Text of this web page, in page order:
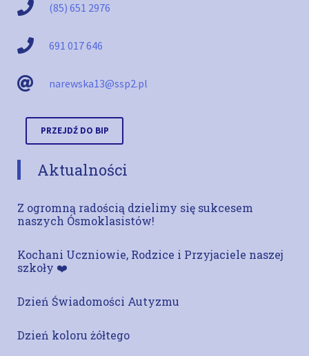
(85) 651 2976
691 017 646
narewska13@ssp2.pl
PRZEJDŹ DO BIP
Aktualności
Z ogromną radością dzielimy się sukcesem
naszych Ósmoklasistów!
Kochani Uczniowie, Rodzice i Przyjaciele naszej
szkoły ❤️
Dzień Świadomości Autyzmu
Dzień koloru żółtego